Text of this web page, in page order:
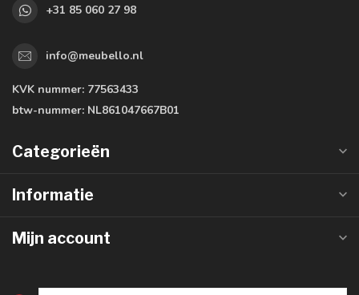
+31 85 060 27 98
info@meubello.nl
KVK nummer: 77563433
btw-nummer: NL861047667B01
Categorieën
Informatie
Mijn account